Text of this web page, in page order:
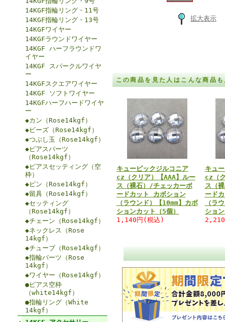
14KGF指輪リング・11号
14KGF指輪リング・13号
14KGFワイヤー
14KGFラウンドワイヤー
14KGF ハーフラウンドワ
イヤー
14KGF スパークルワイヤ
ー
14KGFスクエアワイヤー
14KGF ソフトワイヤー
14KGFハーフハードワイヤ
ー
◆カン（Rose14kgf）
◆ビーズ（Rose14kgf）
◆つぶし玉（Rose14kgf）
◆ピアスパーツ
（Rose14kgf）
◆ピアスセッティング（空
枠）
◆ピン（Rose14kgf）
◆留具（Rose14kgf）
◆セッティング
（Rose14kgf）
◆チェーン（Rose14kgf）
◆ネックレス（Rose
14kgf）
◆チューブ（Rose14kgf）
◆指輪パーツ（Rose
14kgf）
◆ワイヤー（Rose14kgf）
●ピアス空枠
（white14kgf）
●指輪リング（White
14kgf）
拡大表示
この商品を見た人はこんな商品
キュービックジルコニア
cz（クリア）【AAA】ルー
ス（裸石）/チェッカーボ
ードカット カボション
（ラウンド）【10mm】カボ
ションカット（5個）
1,140円(税込)
キュ
cz（
ス（
ード
（ラ
ショ